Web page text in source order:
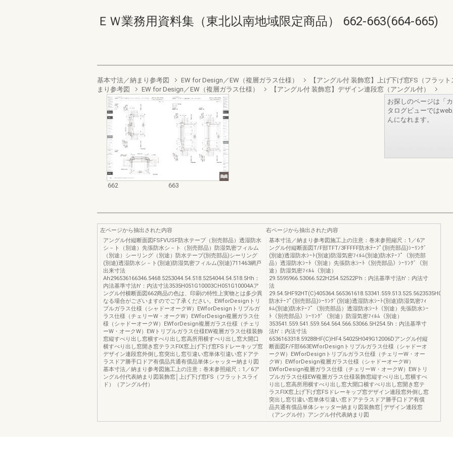
ＥＷ業務用資料集（東北以南地域限定商品） 662-663(664-665)
基本寸法／納まり参考図 EW for Design／EW（複層ガラス仕様） 【アングル付 装飾窓】上げ下げ窓FS（フラッ
まり参考図
EW for Design／EW（複層ガラス仕様） 【アングル付 装飾窓】デザイン連段窓（アングル付）
662 663
お探しのページは「
タログビューでは
んになれます。
左ページから抽出された内容
アングル付縦断面図FSFVUSF防水テープ（別売部品）透湿防水
シ－ト（別途）先張防水シ－ト（別売部品）防湿気密フィルム
（別途）シーリング（別途）防水テープ(別売部品)シーリング
(別途)透湿防水シ－ト(別途)防湿気密フィルム(別途)711463網戸
出来寸法
Ah296536166346.5468.5253044.54.518.5254044.54.518.5Hh：
内法基準寸法h'：内法寸法3535H051G10003CH051G10004Aア
ングル付横断面図662商品の色は、印刷の特性上実物とは多少異
なる場合がございますのでご了承ください。EWforDesignトリ
プルガラス仕様（シャドーオークW）EWforDesignトリプルガ
ラス仕様（チェリーW・オークW）EWforDesign複層ガラス仕
様（シャドーオークW）EWforDesign複層ガラス仕様（チェリ
ーW・オークW）EWトリプルガラス仕様EW複層ガラス仕様装飾
窓縦すべり出し窓横すべり出し窓高所用横すべり出し窓大開口
横すべり出し窓開き窓テラスFIX窓上げ下げ窓FSドレーキップ窓
デザイン連段窓外倒し窓突出し窓引違い窓単体引違い窓ドアテ
ラスドア勝手口ドア有償品共通有償品単体シャッター納まり図
基本寸法／納まり参考図施工上の注意：巻末参照縮尺：1／6ア
ングル付代表納まり図装飾窓│上げ下げ窓FS（フラットスライ
ド）（アングル付）
右ページから抽出された内容
基本寸法／納まり参考図施工上の注意：巻末参照縮尺：1／6ア
ングル付縦断面図T/F部TFT/3FFFFF防水ﾃｰﾌﾟ(別売部品)ｼｰﾘﾝｸﾞ
(別途)透湿防水ｼｰﾄ(別途)防湿気密ﾌｨﾙﾑ(別途)防水ﾃｰﾌﾟ（別売部
品）透湿防水ｼｰﾄ（別途）先張防水ｼｰﾄ（別売部品）ｼｰﾘﾝｸﾞ（別
途）防湿気密ﾌｨﾙﾑ（別途）
29.5595966.53066.522H254.52522Ph：内法基準寸法h'：内法寸
法
防水ﾃｰﾌﾟ(別売部品)ｼｰﾘﾝｸﾞ(別途)透湿防水ｼｰﾄ(別途)防湿気密ﾌｨ
ﾙﾑ(別途)防水ﾃｰﾌﾟ（別売部品）透湿防水ｼｰﾄ（別途）先張防水ｼｰ
ﾄ（別売部品）ｼｰﾘﾝｸﾞ（別途）防湿気密ﾌｨﾙﾑ（別途）
353541.559.541.559.564.564.566.53066.5H254.5h：内法基準寸
法h'：内法寸法
6536163318.59288HF(C)HF4.54025H049G12006Dアングル付縦
断面図F/F部663EWforDesignトリプルガラス仕様（シャドーオ
ークW）EWforDesignトリプルガラス仕様（チェリーW・オー
クW）EWforDesign複層ガラス仕様（シャドーオークW）
EWforDesign複層ガラス仕様（チェリーW・オークW）EWトリ
プルガラス仕様EW複層ガラス仕様装飾窓縦すべり出し窓横すべ
り出し窓高所用横すべり出し窓大開口横すべり出し窓開き窓テ
ラスFIX窓上げ下げ窓FSドレーキップ窓デザイン連段窓外倒し窓
突出し窓引違い窓単体引違い窓ドアテラスドア勝手口ドア有償
品共通有償品単体シャッター納まり図装飾窓│デザイン連段窓
（アングル付）アングル付代表納まり図